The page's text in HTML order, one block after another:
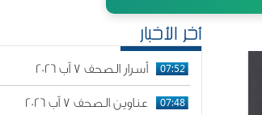
أخر الأخبار
07:52 أسرار الصحف 7 آب 2026
07:48 عناوين الصحف 7 آب 2026